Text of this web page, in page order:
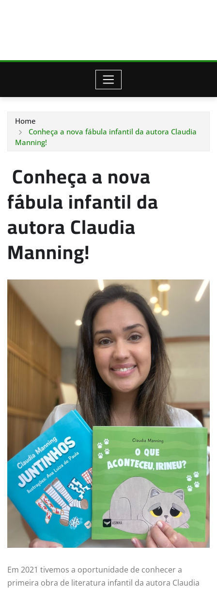
Home
Conheça a nova fábula infantil da autora Claudia
Manning!
Conheça a nova
fábula infantil da
autora Claudia
Manning!
Em 2021 tivemos a oportunidade de conhecer a
primeira obra de literatura infantil da autora Claudia